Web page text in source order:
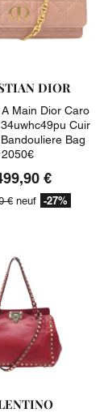
DIOR
Main Dior Caro
Cuir
Bag
2050€
€
€neuf -27%